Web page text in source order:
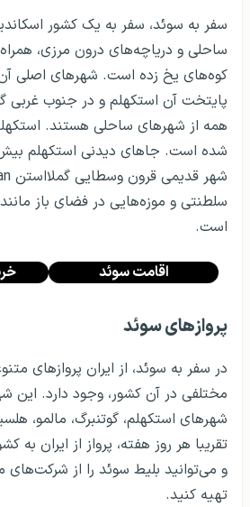
سفر به سوئد، سفر به یک کشور
ساحلی و دریاچه‌های درون مرزی،
کوه‌های یخ زده است. شهرهای اصلی
پایتخت آن استکهلم و در جنوب غربی
است.
اقامت سوئد
پروازهای سوئد
در سفر به سوئد، از ایران پروازهای
مختلفی در آن کشور، وجود دارد. این
شهرهای استکهلم، گوتنبرگ، مالمو،
تقریبا هر روز هفته، پرواز از ایران
و می‌توانید بلیط سوئد را از شرکت‌های
تهیه کنید.